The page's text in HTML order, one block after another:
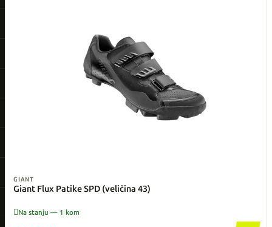
GIANT
Giant Flux Patike SPD (veličina 43)
Na stanju — 1 kom